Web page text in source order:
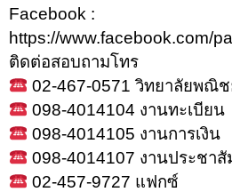
Facebook :
https://www.facebook.com/
ติดต่อสอบถามโทร
02-467-0571 วิทยาลัยพณิ
098-4014104 งานทะเบียน
098-4014105 งานการเงิน
098-4014107 งานประชา
02-457-9727 แฟกซ์